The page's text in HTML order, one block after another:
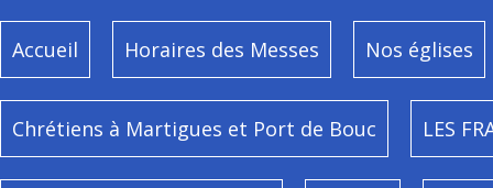
Accueil Horaires des Messes Nos églises
Chrétiens à Martigues et Port de Bouc LES